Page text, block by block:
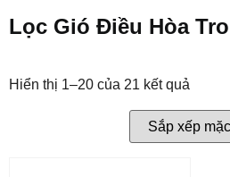
Lọc Gió Điều Hòa
Hiển thị 1–20 của 21 kết quả